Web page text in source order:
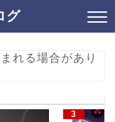
グ
れる場合があり